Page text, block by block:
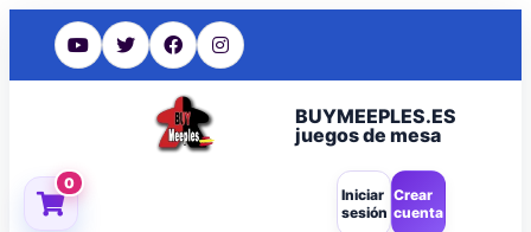
BUYMEEPLES.ES
juegos de mesa
0
Iniciar
sesión
Crear
cuenta